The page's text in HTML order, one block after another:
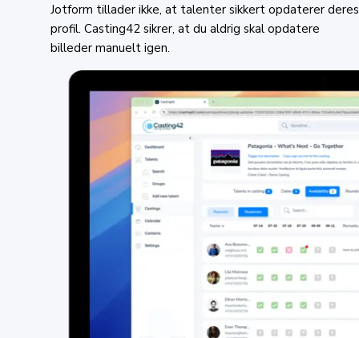
Jotform tillader ikke, at talenter sikkert opdaterer deres
profil. Casting42 sikrer, at du aldrig skal opdatere
billeder manuelt igen.